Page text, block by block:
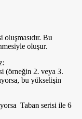
Bu
oluşur.
(örneğin 2. veya 3.
bu yükselişin
Taban serisi ile 6